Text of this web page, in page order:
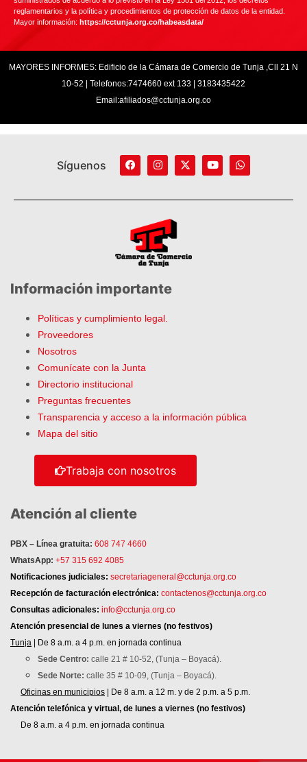
reglamentarios y la política y procedimientos de protección de datos de la entidad.
Mayor información: https://cctunja.org.co/habeasdata/
MAYORES INFORMES: Edificio de la Cámara de Comercio de Tunja ,Cll 21 N
10-52 | Telefonos:7474660 ext 133 | 3183435422
Email:afiliados@cctunja.org.co
Síguenos
Información importante
Políticas y cumplimiento legal.
Proveedores
Nosotros
Comunícate con la Junta
Directorio institucional
Preguntas frecuentes
Transparencia y acceso a la información pública
Mapa del sitio
Trabaja con nosotros
Atención al cliente
PBX – Línea gratuita: 608 747 4660
WhatsApp: +57 315 692 4085
Notificaciones judiciales: secretariageneral@cctunja.org.co
Recepción de facturación electrónica: contactenos@cctunja.org.co
Consultas adicionales: info@cctunja.org.co
Atención presencial de lunes a viernes (no festivos)
Tunja | De 8 a.m. a 4 p.m. en jornada continua
Sede Centro: calle 21 # 10-52, (Tunja – Boyacá).
Sede Norte: calle 35 # 10-09, (Tunja – Boyacá).
Oficinas en municipios | De 8 a.m. a 12 m. y de 2 p.m. a 5 p.m.
Atención telefónica y virtual, de lunes a viernes (no festivos)
De 8 a.m. a 4 p.m. en jornada continua